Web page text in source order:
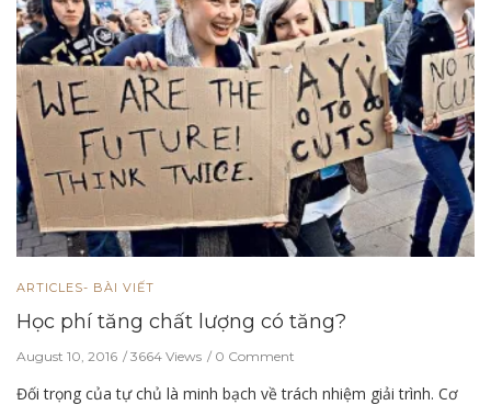
ARTICLES- BÀI VIẾT
Học phí tăng chất lượng có tăng?
August 10, 2016 3664 Views 0 Comment
Đối trọng của tự chủ là minh bạch về trách nhiệm giải trình. Cơ